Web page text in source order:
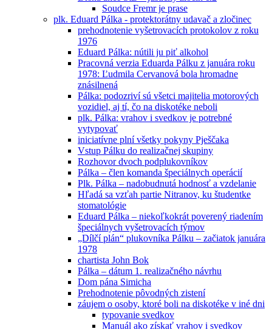
Soudce Fremr je prase
plk. Eduard Pálka - protektorátny udavač a zločinec
prehodnotenie vyšetrovacích protokolov z roku
1976
Eduard Pálka: nútili ju piť alkohol
Pracovná verzia Eduarda Pálku z januára roku
1978: Ľudmila Cervanová bola hromadne
znásilnená
Pálka: podozriví sú všetci majitelia motorových
vozidiel, aj tí, čo na diskotéke neboli
plk. Pálka: vrahov i svedkov je potrebné
vytypovať
iniciatívne plní všetky pokyny Pješčaka
Vstup Pálku do realizačnej skupiny
Rozhovor dvoch podplukovníkov
Pálka – člen komanda špeciálnych operácií
Plk. Pálka – nadobudnutá hodnosť a vzdelanie
Hľadá sa vzťah partie Nitranov, ku študentke
stomatológie
Eduard Pálka – niekoľkokrát poverený riadením
špeciálnych vyšetrovacích týmov
„Dílčí plán“ plukovníka Pálku – začiatok januára
1978
chartista John Bok
Pálka – dátum 1. realizačného návrhu
Dom pána Simicha
Prehodnotenie pôvodných zistení
záujem o osoby, ktoré boli na diskotéke v iné dni
typovanie svedkov
Manuál ako získať vrahov i svedkov